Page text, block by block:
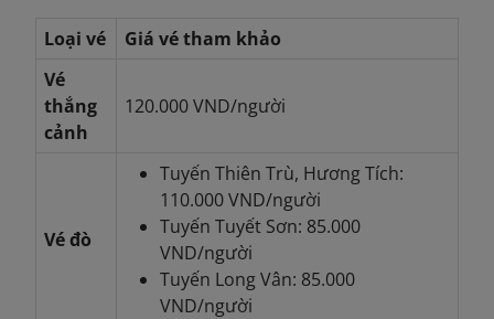
Loại vé
Giá vé tham khảo
Vé
thắng
cảnh
120.000 VND/người
Vé đò
Tuyến Thiên Trù, Hương Tích:
110.000 VND/người
Tuyến Tuyết Sơn: 85.000
VND/người
Tuyến Long Vân: 85.000
VND/người